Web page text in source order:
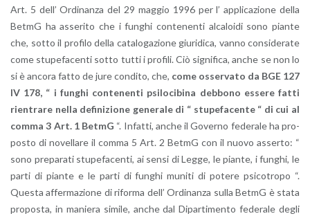
Art. 5 dell’ Or­di­nan­za del 29 mag­gio 1996 per l’ ap­pli­ca­zio­ne della
BetmG ha as­se­ri­to che i fun­ghi con­te­nen­ti al­ca­loi­di sono pian­te
che, sotto il pro­fi­lo della ca­ta­lo­ga­zio­ne giu­ri­di­ca, vanno con­si­de­ra­te
come stu­pe­fa­cen­ti sotto tutti i pro­fi­li. Ciò si­gni­fi­ca, anche se non lo
si è an­co­ra fatto de jure con­di­to, che, come os­ser­va­to da BGE 127
IV 178, “ i fun­ghi con­te­nen­ti psi­lo­ci­bi­na deb­bo­no es­se­re fatti
rien­tra­re nella de­fi­ni­zio­ne ge­ne­ra­le di “ stu­pe­fa­cen­te “ di cui al
comma 3 Art. 1 BetmG “. In­fat­ti, anche il Go­ver­no fe­de­ra­le ha pro­
po­sto di no­vel­la­re il comma 5 Art. 2 BetmG con il nuovo as­ser­to: “
sono pre­pa­ra­ti stu­pe­fa­cen­ti, ai sensi di Legge, le pian­te, i fun­ghi, le
parti di pian­te e le parti di fun­ghi mu­ni­ti di po­te­re psi­co­tro­po “.
Que­sta af­fer­ma­zio­ne di ri­for­ma dell’ Or­di­nan­za sulla BetmG è stata
pro­po­sta, in ma­nie­ra si­mi­le, anche dal Di­par­ti­men­to fe­de­ra­le degli